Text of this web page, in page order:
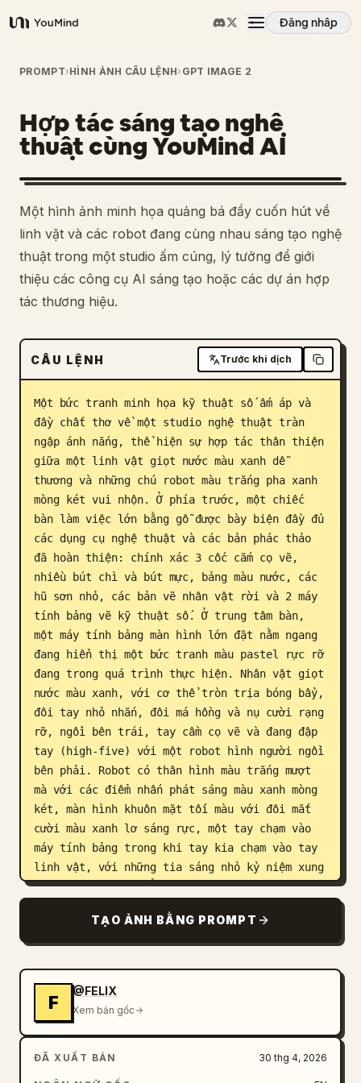
YouMind
Đăng nhập
Tổng quan
Các trường hợp sử dụng
Kỹ năng
Lời nhắc
Giá cả
Blog
Cập nhật
PROMPT›HÌNH ẢNH CÂU LỆNH› GPT IMAGE 2
Hợp tác sáng tạo nghệ
thuật cùng YouMind AI
Một hình ảnh minh họa quảng bá đầy cuốn hút về
linh vật và các robot đang cùng nhau sáng tạo nghệ
thuật trong một studio ấm cúng, lý tưởng để giới
thiệu các công cụ AI sáng tạo hoặc các dự án hợp
tác thương hiệu.
CÂU LỆNH Trước khi dịch
Một bức tranh minh họa kỹ thuật số ấm áp và
đầy chất thơ về một studio nghệ thuật tràn
ngập ánh nắng, thể hiện sự hợp tác thân thiện
giữa một linh vật giọt nước màu xanh dễ
thương và những chú robot màu trắng pha xanh
mòng két vui nhộn. Ở phía trước, một chiếc
bàn làm việc lớn bằng gỗ được bày biện đầy đủ
các dụng cụ nghệ thuật và các bản phác thảo
đã hoàn thiện: chính xác 3 cốc cắm cọ vẽ,
nhiều bút chì và bút mực, bảng màu nước, các
hũ sơn nhỏ, các bản vẽ nhân vật rời và 2 máy
tính bảng vẽ kỹ thuật số. Ở trung tâm bàn,
một máy tính bảng màn hình lớn đặt nằm ngang
đang hiển thị một bức tranh màu pastel rực rỡ
đang trong quá trình thực hiện. Nhân vật giọt
nước màu xanh, với cơ thể tròn trịa bóng bẩy,
đôi tay nhỏ nhắn, đôi má hồng và nụ cười rạng
rỡ, ngồi bên trái, tay cầm cọ vẽ và đang đập
tay (high-five) với một robot hình người ngồi
bên phải. Robot có thân hình màu trắng mượt
mà với các điểm nhấn phát sáng màu xanh mòng
két, màn hình khuôn mặt tối màu với đôi mắt
cười màu xanh lơ sáng rực, một tay chạm vào
máy tính bảng trong khi tay kia chạm vào tay
linh vật, với những tia sáng nhỏ kỷ niệm xung
quanh cú đập tay. Ở phía giữa bên phải, có
ngồi cạnh một họa sĩ con người và một robot
khác chỉ lộ một phần ở góc dưới bên phải đang
phía sau, tóc búi cao, đang ngồi tại bàn làm
việc gần cửa sổ và thao tác trên máy tính
bảng. Studio được lấp đầy bởi những chi tiết
trang trí ấm cúng: một tấm áp phích lớn đóng
khung trên bức tường bên trái với dòng chữ
"The Perfect Match: Skywork x GPT-Image-2",
TẠO ẢNH BẰNG PROMPT
F
@FELIX
Xem bản gốc
ĐÃ XUẤT BẢN 30 thg 4, 2026